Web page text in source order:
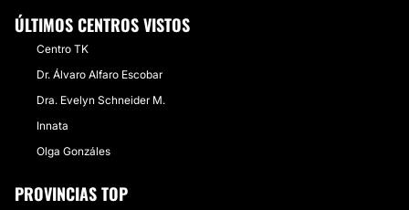
ÚLTIMOS CENTROS VISTOS
Centro TK
Dr. Álvaro Alfaro Escobar
Dra. Evelyn Schneider M.
Innata
Olga Gonzáles
PROVINCIAS TOP